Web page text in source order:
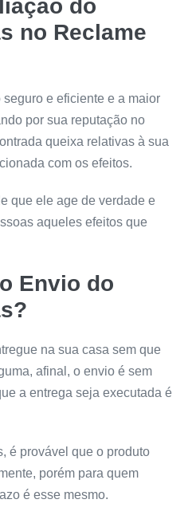
do
no Reclame
seguro e eficiente e a maior
por sua reputação no
queixa relativas à sua
com os efeitos.
que ele age de verdade e
aqueles efeitos que
Envio do
?
na sua casa sem que
afinal, o envio é sem
a entrega seja executada é
é provável que o produto
porém para quem
é esse mesmo.